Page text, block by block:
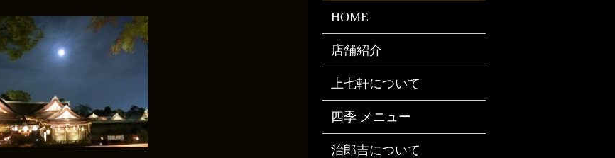
HOME
店舗紹介
上七軒について
四季 メニュー
治郎吉について